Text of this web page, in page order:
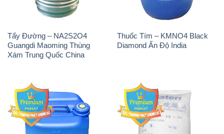
Tẩy Đường – NA2S2O4
Guangdi Maoming Thùng
Xám Trung Quốc China
Thuốc Tím – KMNO4 Black
Diamond Ấn Độ India